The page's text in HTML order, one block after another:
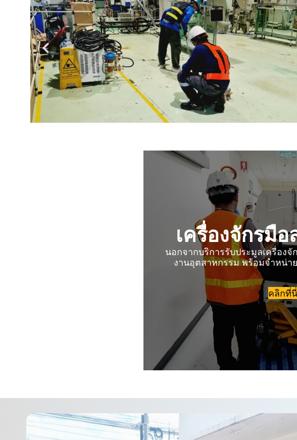
เครื่องจักรมื
นอกจากบริการรับประมูลเครื่อง
งานอุตสาหกรรม พร้อมจำหน่า
คลิกที่
ดู